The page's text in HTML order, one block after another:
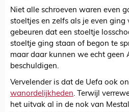
Niet alle schroeven waren even
stoeltjes en zelfs als je even ging
gebeuren dat een stoeltje
stoeltje ging staan of begon te
maar daar kunnen we echt geen
beschuldigen.
Vervelender is dat de Uefa ook
wanordelijkheden. Terwijl
het uitvak al in de nok van